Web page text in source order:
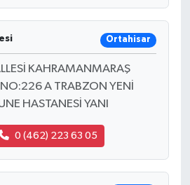
Ortahisar
KAHRAMANMARAŞ
A TRABZON YENİ
HASTANESİ YANI
0 (462) 223 63 05